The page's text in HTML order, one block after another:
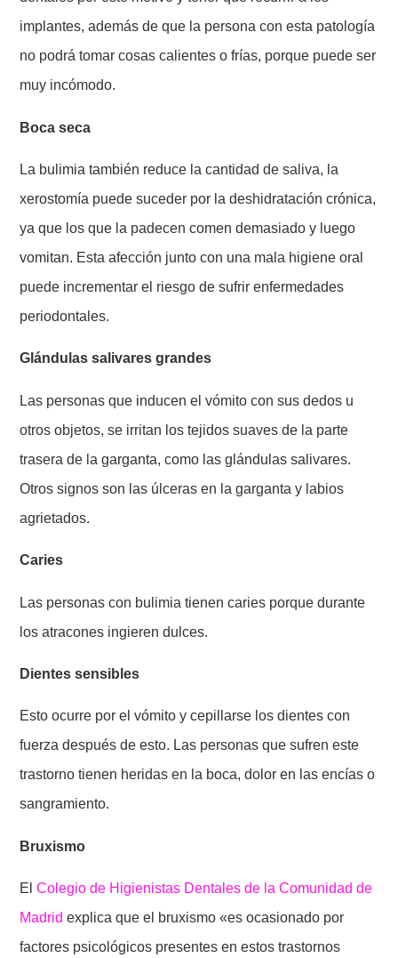
implantes, además de que la persona con esta patología
no podrá tomar cosas calientes o frías, porque puede ser
muy incómodo.
Boca seca
La bulimia también reduce la cantidad de saliva, la
xerostomía puede suceder por la deshidratación crónica,
ya que los que la padecen comen demasiado y luego
vomitan. Esta afección junto con una mala higiene oral
puede incrementar el riesgo de sufrir enfermedades
periodontales.
Glándulas salivares grandes
Las personas que inducen el vómito con sus dedos u
otros objetos, se irritan los tejidos suaves de la parte
trasera de la garganta, como las glándulas salivares.
Otros signos son las úlceras en la garganta y labios
agrietados.
Caries
Las personas con bulimia tienen caries porque durante
los atracones ingieren dulces.
Dientes sensibles
Esto ocurre por el vómito y cepillarse los dientes con
fuerza después de esto. Las personas que sufren este
trastorno tienen heridas en la boca, dolor en las encías o
sangramiento.
Bruxismo
ElColegio de Higienistas Dentales de la Comunidad de
Madrid explica que el bruxismo «es ocasionado por
factores psicológicos presentes en estos trastornos